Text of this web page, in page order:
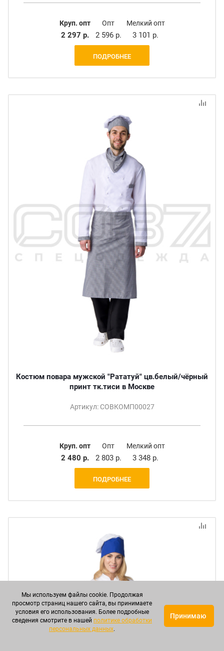
Круп. опт
2 297 р.
Опт
2 596 р.
Мелкий опт
3 101 р.
ПОДРОБНЕЕ
Костюм повара мужской "Рататуй" цв.белый/чёрный
принт тк.тиси в Москве
Артикул: СОВКОМП00027
Круп. опт
2 480 р.
Опт
2 803 р.
Мелкий опт
3 348 р.
ПОДРОБНЕЕ
Мы используем файлы cookie. Продолжая
просмотр страниц нашего сайта, вы принимаете
условия его использования. Более подробные
сведения смотрите в нашей политике обработки
персональных данных.
Принимаю